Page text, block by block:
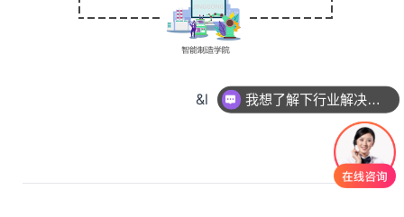
&l
我想了解下行业解决方案
您公司做过哪些案例呢